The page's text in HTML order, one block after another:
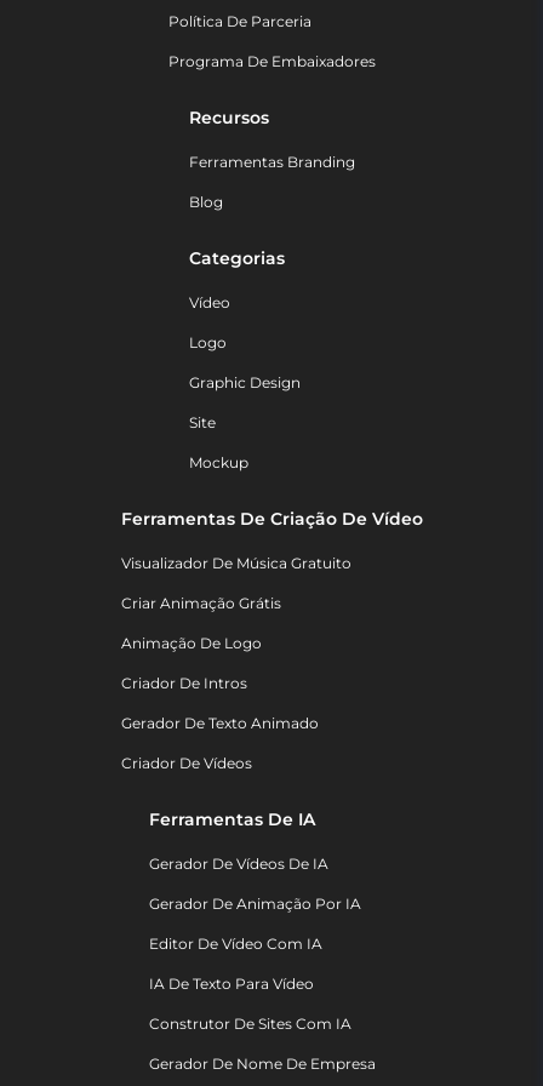
Política De Parceria
Programa De Embaixadores
Recursos
Ferramentas Branding
Blog
Categorias
Vídeo
Logo
Graphic Design
Site
Mockup
Ferramentas De Criação De Vídeo
Visualizador De Música Gratuito
Criar Animação Grátis
Animação De Logo
Criador De Intros
Gerador De Texto Animado
Criador De Vídeos
Ferramentas De IA
Gerador De Vídeos De IA
Gerador De Animação Por IA
Editor De Vídeo Com IA
IA De Texto Para Vídeo
Construtor De Sites Com IA
Gerador De Nome De Empresa